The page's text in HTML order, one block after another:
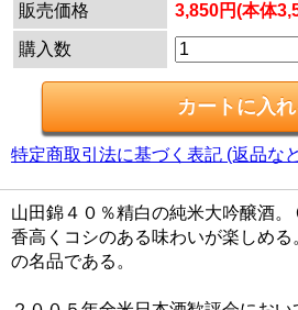
販売価格
3,850円(本体
購入数
特定商取引法に基づく表記 (返品な
山田錦４０％精白の純米大吟醸酒
香高くコシのある味わいが楽しめ
の名品である。